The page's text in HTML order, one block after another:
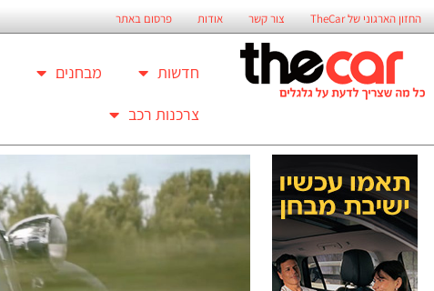
החזון הארגוני של TheCar צור קשר אודות פרסום באתר
חדשות מבחנים
צרכנות רכב